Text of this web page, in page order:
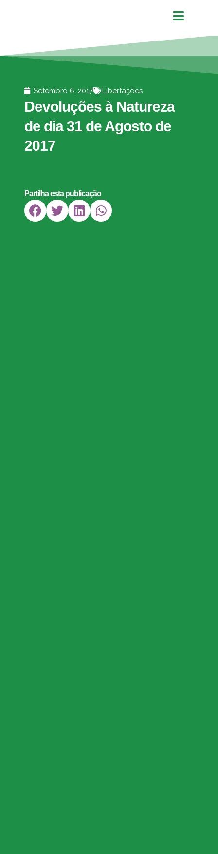
Setembro 6, 2017 Libertações
Devoluções à Natureza
de dia 31 de Agosto de
2017
Partilha esta publicação